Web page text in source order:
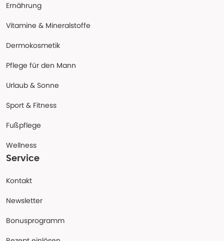
Ernährung
Vitamine & Mineralstoffe
Dermokosmetik
Pflege für den Mann
Urlaub & Sonne
Sport & Fitness
Fußpflege
Wellness
Service
Kontakt
Newsletter
Bonusprogramm